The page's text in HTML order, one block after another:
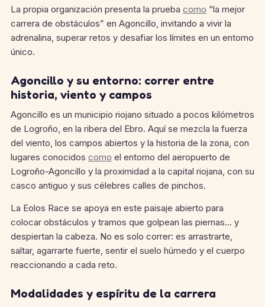
La propia organización presenta la prueba como “la mejor
carrera de obstáculos” en Agoncillo, invitando a vivir la
adrenalina, superar retos y desafiar los límites en un entorno
único.
Agoncillo y su entorno: correr entre
historia, viento y campos
Agoncillo es un municipio riojano situado a pocos kilómetros
de Logroño, en la ribera del Ebro. Aquí se mezcla la fuerza
del viento, los campos abiertos y la historia de la zona, con
lugares conocidos como el entorno del aeropuerto de
Logroño-Agoncillo y la proximidad a la capital riojana, con su
casco antiguo y sus célebres calles de pinchos.
La Eolos Race se apoya en este paisaje abierto para
colocar obstáculos y tramos que golpean las piernas… y
despiertan la cabeza. No es solo correr: es arrastrarte,
saltar, agarrarte fuerte, sentir el suelo húmedo y el cuerpo
reaccionando a cada reto.
Modalidades y espíritu de la carrera